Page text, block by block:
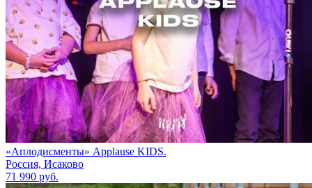
«Аплодисменты» Applause KIDS.
Россия, Исаково
71 990 руб.